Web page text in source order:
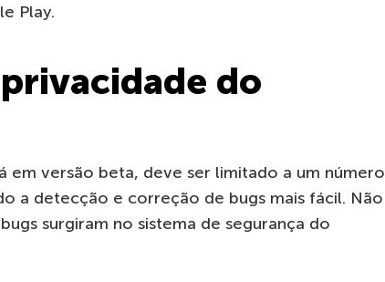
Play.
do
em versão beta, deve ser limitado a um número
a detecção e correção de bugs mais fácil. Não
surgiram no sistema de segurança do